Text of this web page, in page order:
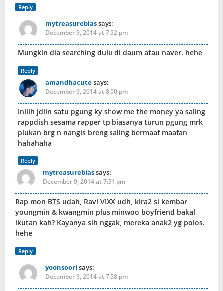
Reply
mytreasurebiassays:
December 9, 2014 at 7:52 pm
Mungkin dia searching dulu di daum atau naver. hehe
Reply
amandhacutesays:
December 9, 2014 at 8:00 pm
Iniiih jdiin satu pgung ky show me the money ya saling
rappdish sesama rapper tp biasanya turun pgung mrk
plukan brg n nangis breng saling bermaaf maafan
hahahaha
Reply
mytreasurebiassays:
December 9, 2014 at 7:51 pm
Rap mon BTS udah, Ravi VIXX udh, kira2 si kembar
youngmin & kwangmin plus minwoo boyfriend bakal
ikutan kah? Kayanya sih nggak, mereka anak2 yg polos.
hehe
Reply
yoonsoori says:
December 9, 2014 at 7:58 pm